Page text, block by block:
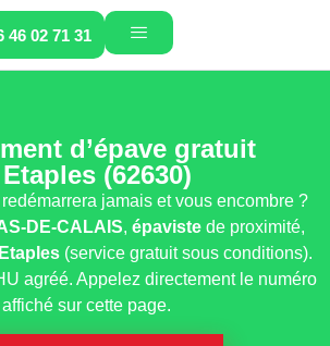
46 02 71 31
d’épave gratuit
(62630)
jamais et vous encombre ?
DE-CALAIS, épaviste de proximité,
(service gratuit sous conditions).
agréé. Appelez directement le numéro
affiché sur cette page.